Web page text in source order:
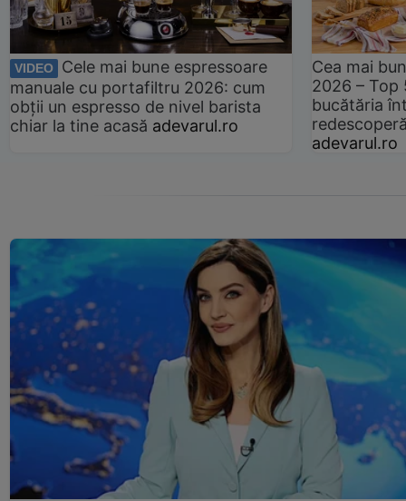
VIDEO
Cele mai bune espressoare
manuale cu portafiltru 2026: cum
obții un espresso de nivel barista
chiar la tine acasă adevarul.ro
Cea mai
2026 –
bucătăria
adevarul.ro